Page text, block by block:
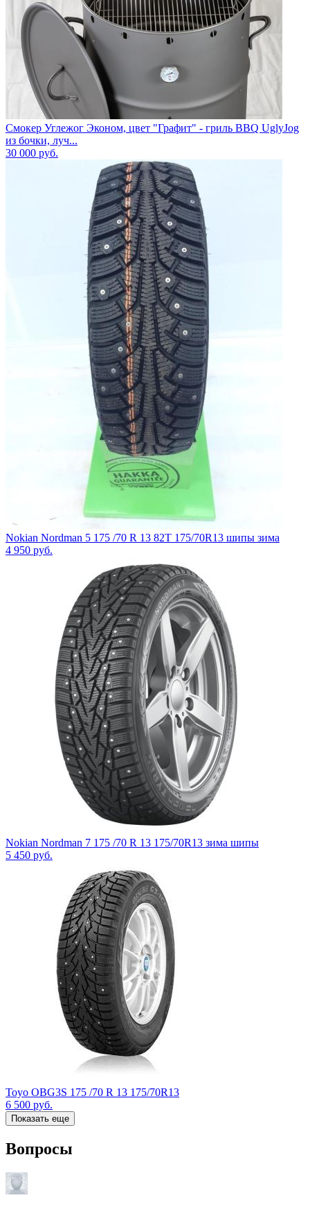
Смокер Углежог Эконом, цвет "Графит" - гриль BBQ UglyJog
из бочки, луч...
30 000 руб.
Nokian Nordman 5 175 /70 R 13 82T 175/70R13 шипы зима
4 950 руб.
Nokian Nordman 7 175 /70 R 13 175/70R13 зима шипы
5 450 руб.
Toyo OBG3S 175 /70 R 13 175/70R13
6 500 руб.
Показать еще
Вопросы